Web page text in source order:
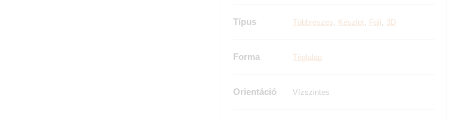
Típus Többrészes, Készlet, Fali, 3D
Forma Téglalap
Orientáció Vízszintes